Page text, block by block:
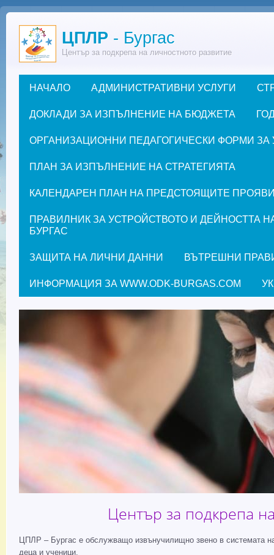
Премини към основното съдържание
ЦПЛР - Бургас
Център за подкрепа на личностното развитие
Основно меню
НАЧАЛО АДМИНИСТРАТИВНИ УСЛУГИ
ДОКЛАДИ ЗА ИЗПЪЛНЕНИЕ НА БЮДЖЕТА
ОРГАНИЗАЦИОННИ ПЕДАГОГИЧЕСКИ ФОРМИ ЗА
ПЛАН ЗА ИЗПЪЛНЕНИЕ НА СТРАТЕГИЯТА
КАЛЕНДАРЕН ПЛАН НА ПРЕДСТОЯЩИТЕ ПРОЯВИ
ПРАВИЛНИК ЗА УСТРОЙСТВОТО И ДЕЙНОСТТА
БУРГАС
ЗАЩИТА НА ЛИЧНИ ДАННИ ВЪТРЕШНИ
ИНФОРМАЦИЯ ЗА WWW.ODK-BURGAS.COM
Център за подкрепа
ЦПЛР – Бургас е обслужващо извънучилищно звено в системата
деца и ученици.